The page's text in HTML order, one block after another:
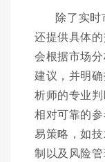
除了实
还提供具体
会根据市场
建议，并明
析师的专业
相对可靠的
易策略，如
制以及风险